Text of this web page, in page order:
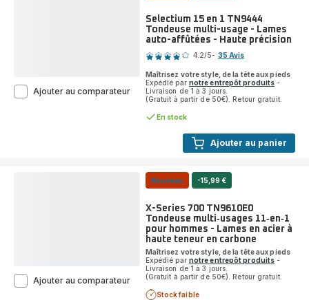
900W
Ajouter au panier
Selectium 15 en 1 TN9444
Tondeuse multi-usage - Lames
auto-affûtées - Haute précision
Note
4.2/5- 35 Avis
Maîtrisez votre style, de la tête aux pieds
Expédié par notre entrepôt produits -
Livraison de 1 à 3 jours.
(Gratuit à partir de 50€). Retour gratuit.
En stock
Ajouter au comparateurSelectium
Lames
affûtées
Haute
précision
Nouveau -15,99 €
X-Series 700 TN9610E0
Tondeuse multi‑usages 11‑en‑1
pour hommes - Lames en acier à
haute teneur en carbone
Maîtrisez votre style, de la tête aux pieds
Expédié par notre entrepôt produits -
Livraison de 1 à 3 jours.
(Gratuit à partir de 50€). Retour gratuit.
Stock faible
Ajouter au comparateurX-
Series